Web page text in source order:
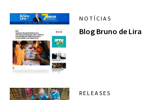
NOTÍCIAS
Blog Bruno de Lira
RELEASES